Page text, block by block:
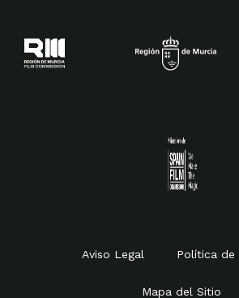
Aviso Legal Política de
Mapa del Sitio